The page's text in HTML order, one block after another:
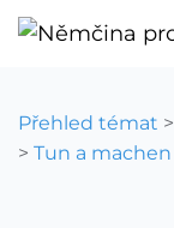
Přehled témat >
> Tun a machen